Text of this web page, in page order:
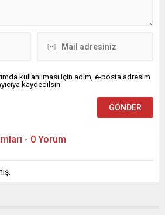
Bekir Şimşek,...
kullanılması için adım, e-posta adresim
kaydedilsin.
- 0 Yorum